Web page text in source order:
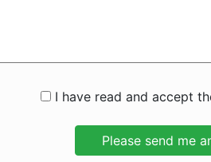
I have read and accept